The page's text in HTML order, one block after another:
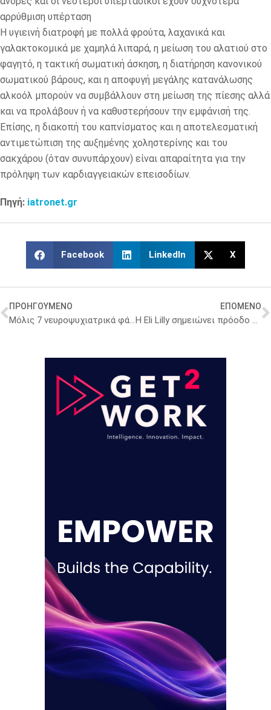
αρρύθμιση υπέρταση
Η υγιεινή διατροφή με πολλά φρούτα, λαχανικά και
γαλακτοκομικά με χαμηλά λιπαρά, η μείωση του αλατιού στο
φαγητό, η τακτική σωματική άσκηση, η διατήρηση κανονικού
σωματικού βάρους, και η αποφυγή μεγάλης κατανάλωσης
αλκοόλ μπορούν να συμβάλλουν στη μείωση της πίεσης αλλά
και να προλάβουν ή να καθυστερήσουν την εμφάνισή της.
Επίσης, η διακοπή του καπνίσματος και η αποτελεσματική
αντιμετώπιση της αυξημένης χοληστερίνης και του
σακχάρου (όταν συνυπάρχουν) είναι απαραίτητα για την
πρόληψη των καρδιαγγειακών επεισοδίων.
Πηγή: iatronet.gr
Facebook LinkedIn X
ΠΡΟΗΓΟΥΜΕΝΟ
Μόλις 7 νευροψυχιατρικά φάρμακα έχουν εγκριθεί παγκοσμίως από το 2015
ΕΠΟΜΕΝΟ
Η Eli Lilly σημειώνει πρόοδο στην ανάπτυξη ινσουλίνης μακράς δράσης